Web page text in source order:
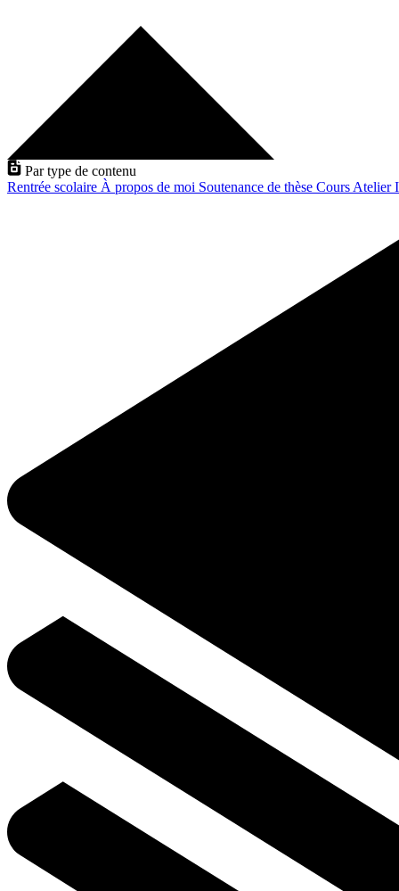
Par type de contenu
Rentrée scolaire À propos de moi Soutenance de thèse Cours Atelier